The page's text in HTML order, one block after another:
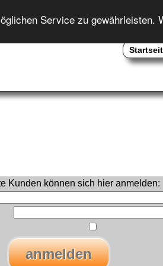
Service zu
Kunden können sich hier anmelden: